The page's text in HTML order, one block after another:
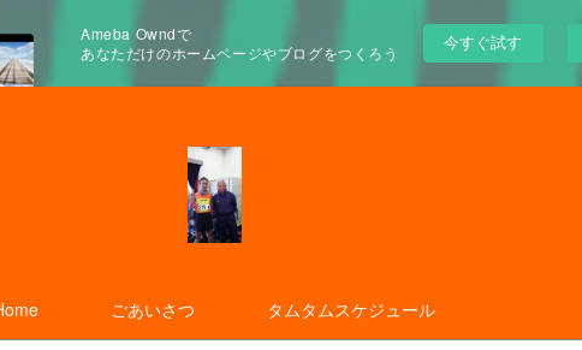
Ameba Owndで
あなただけのホームページやブログをつくろう
今すぐ試す
ごあいさつ タムタムスケジュール